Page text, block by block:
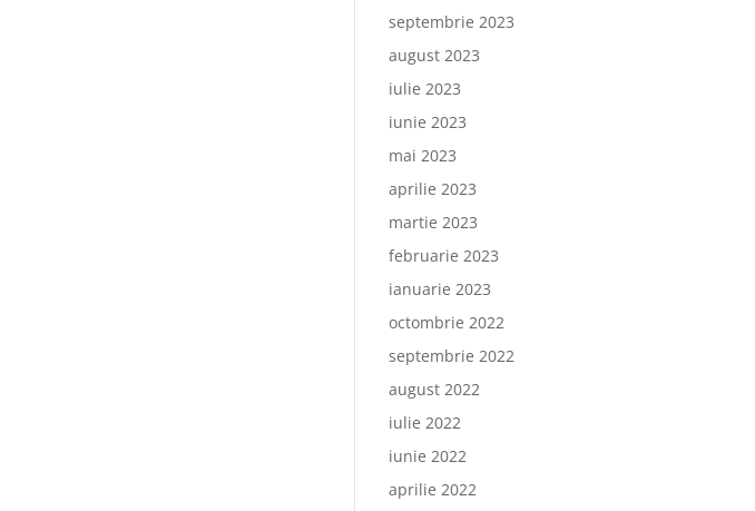
septembrie 2023
august 2023
iulie 2023
iunie 2023
mai 2023
aprilie 2023
martie 2023
februarie 2023
ianuarie 2023
octombrie 2022
septembrie 2022
august 2022
iulie 2022
iunie 2022
aprilie 2022